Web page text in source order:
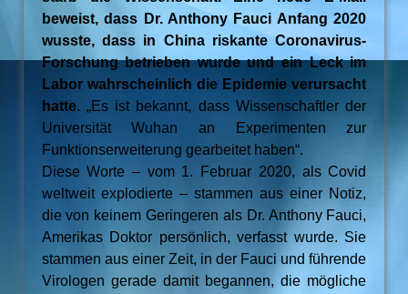
beweist, dass Dr. Anthony Fauci Anfang 2020
wusste, dass in China riskante Coronavirus-
Forschung betrieben wurde und ein Leck im
Labor wahrscheinlich die Epidemie verursacht
hatte.„Es ist bekannt, dass Wissenschaftler der
Universität Wuhan an Experimenten zur
Funktionserweiterung gearbeitet haben“.
Diese Worte – vom 1. Februar 2020, als Covid
weltweit explodierte – stammen aus einer Notiz,
die von keinem Geringeren als Dr. Anthony Fauci,
Amerikas Doktor persönlich, verfasst wurde. Sie
stammen aus einer Zeit, in der Fauci und führende
Virologen gerade damit begannen, die mögliche